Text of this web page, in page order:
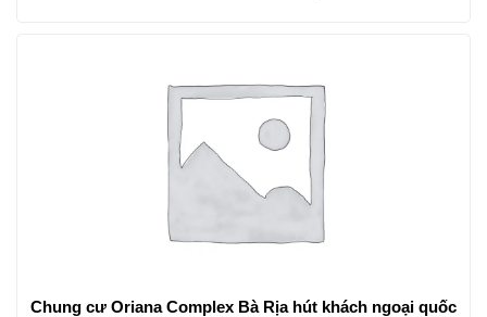
Chung cư Oriana Complex Bà Rịa hút khách ngoại quốc